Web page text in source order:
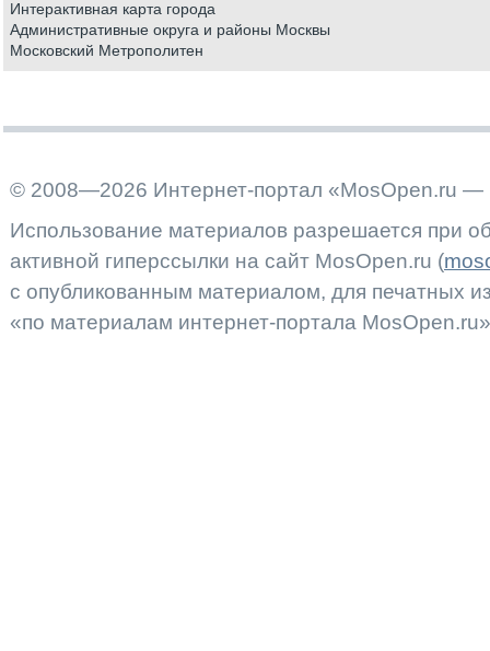
Интерактивная карта города
Административные округа и районы Москвы
Московский Метрополитен
© 2008—2026 Интернет-портал «MosOpen.ru —
Использование материалов разрешается при
активной гиперссылки на сайт MosOpen.ru (
с опубликованным материалом, для печатных
«по материалам интернет-портала